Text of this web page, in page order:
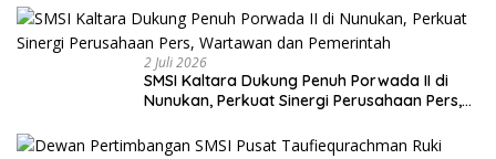
Arbitrage dan Penghindaran Pajak
2 Juli 2026
SMSI Kaltara Dukung Penuh Porwada II di
Nunukan, Perkuat Sinergi Perusahaan Pers,